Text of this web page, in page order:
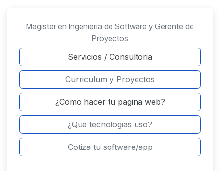
Magister en Ingenieria de Software y Gerente de
Proyectos
Servicios / Consulto​​​​ria
Curriculum y Proyectos
¿Como hacer tu pagina web?
¿Que tecnologias uso?
Cotiza tu software/app